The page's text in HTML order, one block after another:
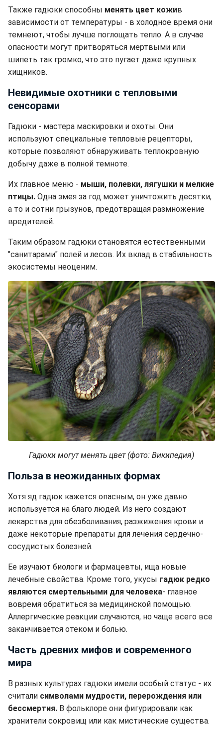
Также гадюки способны менять цвет кожив
зависимости от температуры - в холодное время они
темнеют, чтобы лучше поглощать тепло. А в случае
опасности могут притворяться мертвыми или
шипеть так громко, что это пугает даже крупных
хищников.
Невидимые охотники с тепловыми
сенсорами
Гадюки - мастера маскировки и охоты. Они
используют специальные тепловые рецепторы,
которые позволяют обнаруживать теплокровную
добычу даже в полной темноте.
Их главное меню - мыши, полевки, лягушки и мелкие
птицы. Одна змея за год может уничтожить десятки,
а то и сотни грызунов, предотвращая размножение
вредителей.
Таким образом гадюки становятся естественными
"санитарами" полей и лесов. Их вклад в стабильность
экосистемы неоценим.
Гадюки могут менять цвет (фото: Википедия)
Польза в неожиданных формах
Хотя яд гадюк кажется опасным, он уже давно
используется на благо людей. Из него создают
лекарства для обезболивания, разжижения крови и
даже некоторые препараты для лечения сердечно-
сосудистых болезней.
Ее изучают биологи и фармацевты, ища новые
лечебные свойства. Кроме того, укусы гадюк редко
являются смертельными для человека- главное
вовремя обратиться за медицинской помощью.
Аллергические реакции случаются, но чаще всего все
заканчивается отеком и болью.
Часть древних мифов и современного
мира
В разных культурах гадюки имели особый статус - их
считали символами мудрости, перерождения или
бессмертия. В фольклоре они фигурировали как
хранители сокровищ или как мистические существа.